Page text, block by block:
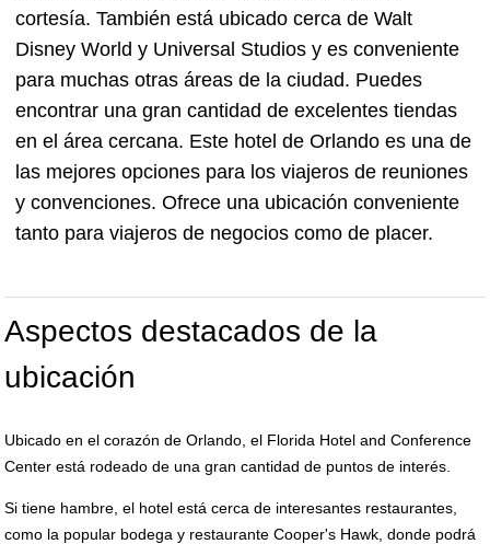
cortesía. También está ubicado cerca de Walt
Disney World y Universal Studios y es conveniente
para muchas otras áreas de la ciudad. Puedes
encontrar una gran cantidad de excelentes tiendas
en el área cercana. Este hotel de Orlando es una de
las mejores opciones para los viajeros de reuniones
y convenciones. Ofrece una ubicación conveniente
tanto para viajeros de negocios como de placer.
Aspectos destacados de la
ubicación
Ubicado en el corazón de Orlando, el Florida Hotel and Conference
Center está rodeado de una gran cantidad de puntos de interés.
Si tiene hambre, el hotel está cerca de interesantes restaurantes,
como la popular bodega y restaurante Cooper's Hawk, donde podrá